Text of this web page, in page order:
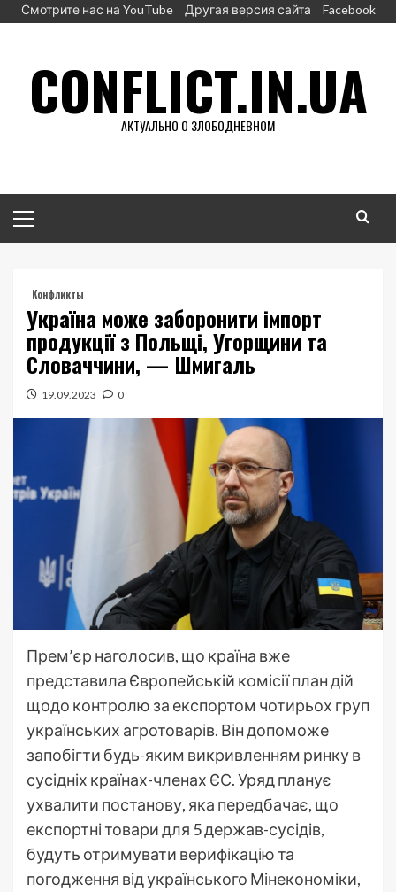
Перейти
Смотрите нас на YouTube Другая версия сайта Facebook
CONFLICT.IN.UA
АКТУАЛЬНО О ЗЛОБОДНЕВНОМ
меню
Конфликты
Україна може заборонити імпорт
продукції з Польщі, Угорщини та
Словаччини, — Шмигаль
19.09.2023 0
Прем’єр наголосив, що країна вже
представила Європейській комісії план дій
щодо контролю за експортом чотирьох груп
українських агротоварів. Він допоможе
запобігти будь-яким викривленням ринку в
сусідніх країнах-членах ЄС. Уряд планує
ухвалити постанову, яка передбачає, що
експортні товари для 5 держав-сусідів,
будуть отримувати верифікацію та
погодження від українського Мінекономіки,